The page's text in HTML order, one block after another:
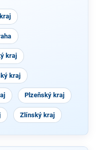
kraj
kraj
Plzeňský kraj
Zlínský kraj